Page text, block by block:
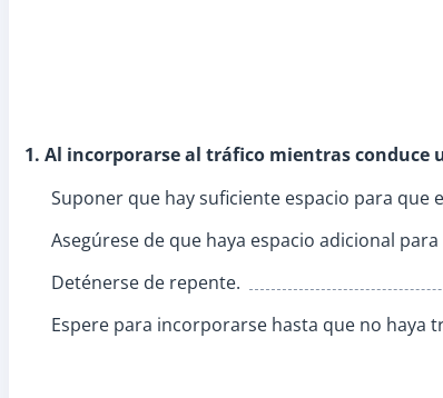
1. Al incorporarse al tráfico mientras conduce
Suponer que hay suficiente espacio para que
Asegúrese de que haya espacio adicional
Deténerse de repente.
Espere para incorporarse hasta que no haya